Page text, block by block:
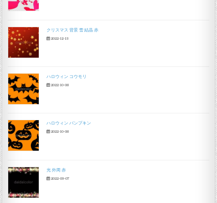
クリスマス 背景 雪 結晶 赤
2022-12-13
ハロウィン コウモリ
2022-10-08
ハロウィン パンプキン
2022-10-08
光 外周 赤
2022-09-07